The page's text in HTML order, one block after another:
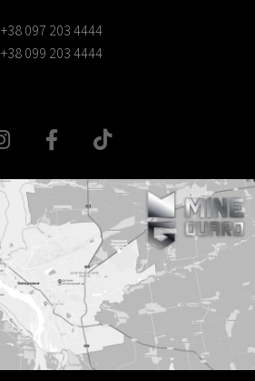
+38 097 203 4444
+38 099 203 4444